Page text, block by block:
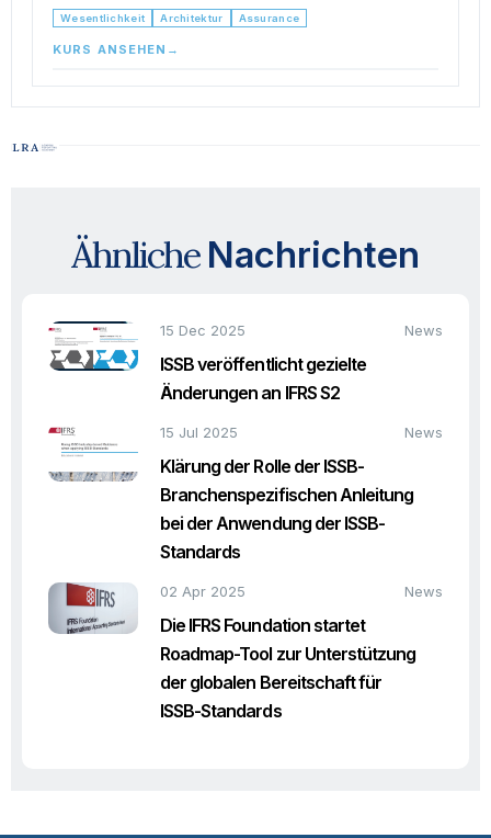
Wesentlichkeit Architektur Assurance
KURS ANSEHEN →
Ähnliche Nachrichten
15 Dec 2025 News
ISSB veröffentlicht gezielte
Änderungen an IFRS S2
15 Jul 2025 News
Klärung der Rolle der ISSB-
Branchenspezifischen Anleitung
bei der Anwendung der ISSB-
Standards
02 Apr 2025 News
Die IFRS Foundation startet
Roadmap-Tool zur Unterstützung
der globalen Bereitschaft für
ISSB-Standards